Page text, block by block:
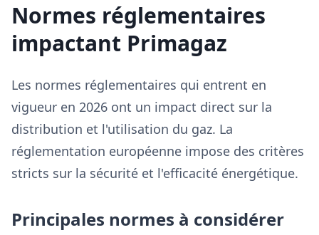
Normes réglementaires
impactant Primagaz
Les normes réglementaires qui entrent en
vigueur en 2026 ont un impact direct sur la
distribution et l'utilisation du gaz. La
réglementation européenne impose des critères
stricts sur la sécurité et l'efficacité énergétique.
Principales normes à considérer